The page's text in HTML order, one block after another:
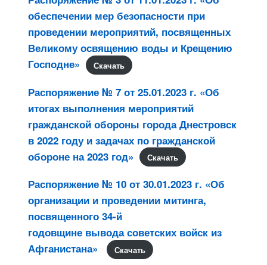
обеспечении мер безопасности при
проведении мероприятий, посвященных
Великому освящению воды и Крещению
Господне»
Скачать
Распоряжение № 7 от 25.01.2023 г. «Об
итогах выполнения мероприятий
гражданской обороны города Днестровск
в 2022 году и задачах по гражданской
обороне на 2023 год»
Скачать
Распоряжение № 10 от 30.01.2023 г. «Об
организации и проведении митинга,
посвященного 34-й
годовщине вывода советских войск из
Афганистана»
Скачать